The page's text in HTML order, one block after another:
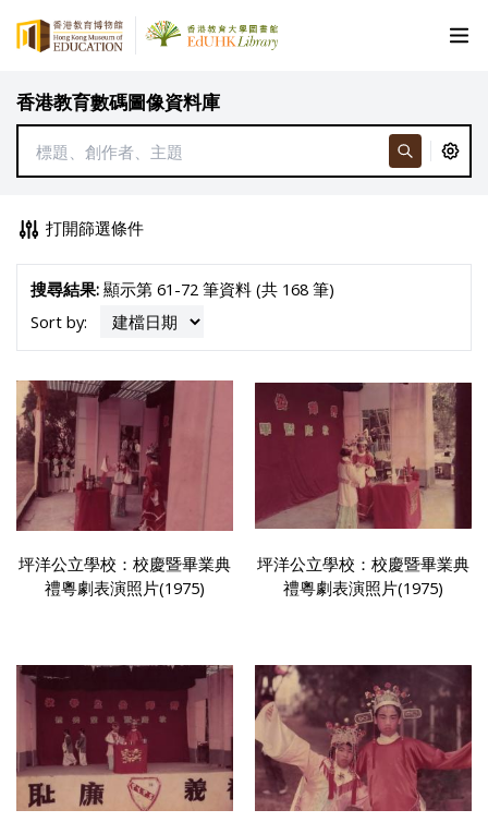
香港教育數碼圖像資料庫
打開篩選條件
搜尋結果:顯示第 61-72 筆資料 (共 168 筆)
Sort by:
坪洋公立學校：校慶暨畢業典
禮粵劇表演照片(1975)
坪洋公立學校：校慶暨畢業典
禮粵劇表演照片(1975)